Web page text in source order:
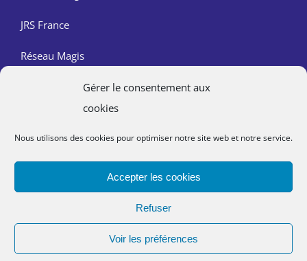
Gérer le consentement aux
cookies
Nous utilisons des cookies pour optimiser notre site web et notre service.
Accepter les cookies
Refuser
Voir les préférences
JRS France
Réseau Magis
Mentions légales
Politique de confidentialité
Lutte contre les abus dans l’Église
Un site réalisé parACCK